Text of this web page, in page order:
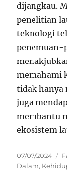
dijangkau.
penelitian
teknologi
penemuan-
memahami
tidak hanya
juga
membantu
ekosistem
Posted
on
07/07/2024
Dalam,